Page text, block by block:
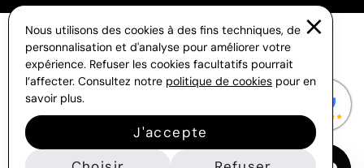
Nous utilisons des cookies à des fins techniques, de
personnalisation et d'analyse pour améliorer votre
expérience. Refuser les cookies facultatifs pourrait
l’affecter. Consultez notre politique de cookies pour en
savoir plus.
J'accepte